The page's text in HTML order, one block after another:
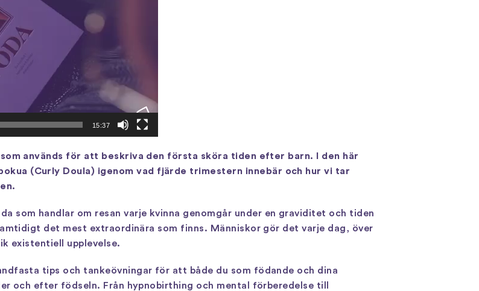
15:37
används för att beskriva den första sköra tiden efter barn. I den här
(Curly Doula) igenom vad fjärde trimestern innebär och hur vi tar
som handlar om resan varje kvinna genomgår under en graviditet och tiden
det mest extraordinära som finns. Människor gör det varje dag, över
existentiell upplevelse.
tips och tankeövningar för att både du som födande och dina
och efter födseln. Från hypnobirthing och mental förberedelse till